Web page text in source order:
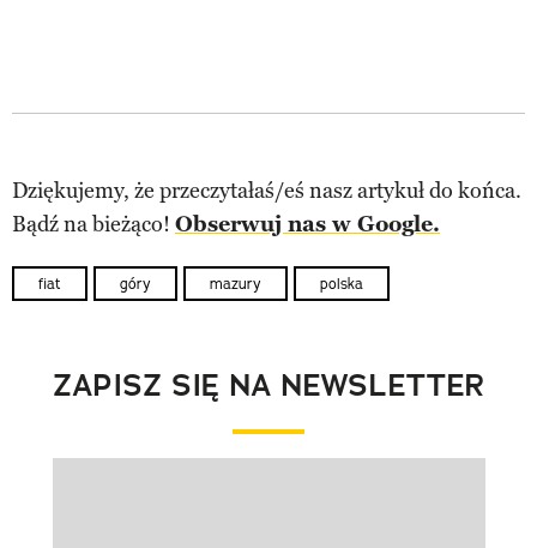
Dziękujemy, że przeczytałaś/eś nasz artykuł do końca.
Bądź na bieżąco! Obserwuj nas w Google.
fiat góry mazury polska
ZAPISZ SIĘ NA NEWSLETTER